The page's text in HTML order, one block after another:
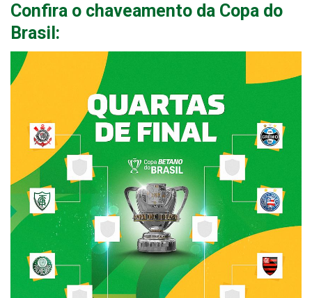
Confira o chaveamento da Copa do
Brasil: